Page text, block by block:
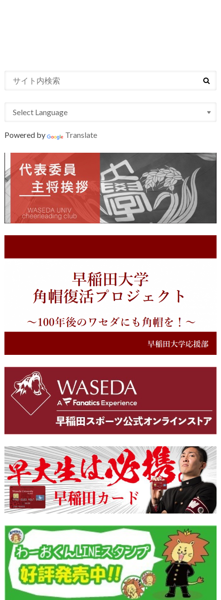
Powered by Translate